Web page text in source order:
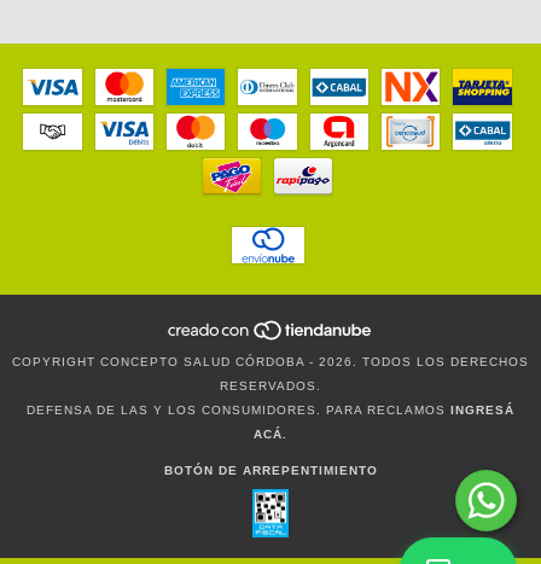
COPYRIGHT CONCEPTO SALUD CÓRDOBA - 2026. TODOS LOS DERECHOS
RESERVADOS.
DEFENSA DE LAS Y LOS CONSUMIDORES. PARA RECLAMOS INGRESÁ
ACÁ.
BOTÓN DE ARREPENTIMIENTO